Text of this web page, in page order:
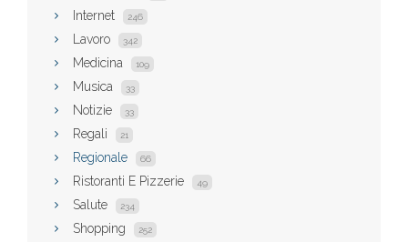
Internet 246
Lavoro 342
Medicina 109
Musica 33
Notizie 33
Regali 21
Regionale 66
Ristoranti E Pizzerie 49
Salute 234
Shopping 252